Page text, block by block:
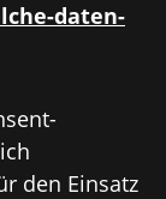
daten-
den Einsatz